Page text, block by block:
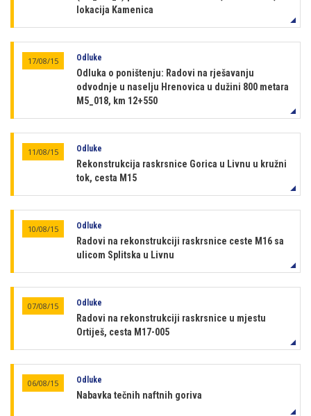
lokacija Kamenica
17/08/15 Odluke
Odluka o poništenju: Radovi na rješavanju
odvodnje u naselju Hrenovica u dužini 800 metara
M5_018, km 12+550
11/08/15 Odluke
Rekonstrukcija raskrsnice Gorica u Livnu u kružni
tok, cesta M15
10/08/15 Odluke
Radovi na rekonstrukciji raskrsnice ceste M16 sa
ulicom Splitska u Livnu
07/08/15 Odluke
Radovi na rekonstrukciji raskrsnice u mjestu
Ortiješ, cesta M17-005
06/08/15 Odluke
Nabavka tečnih naftnih goriva